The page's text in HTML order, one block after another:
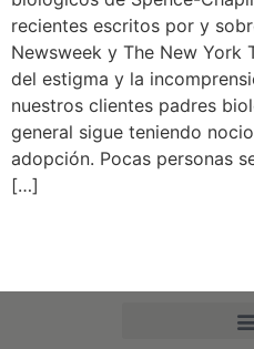
recientes escritos por y
Newsweek y The New York
del estigma y la
nuestros clientes padres
general sigue teniendo
adopción. Pocas personas
[…]